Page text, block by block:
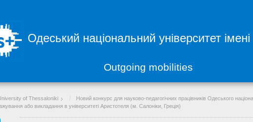
Одеський національний університет
Outgoing mobilities
of Thessaloniki
Новий конкурс для науково-педагогічних працівників Одеського
або викладання в університеті Аристотеля (м. Салоніки, Греція)